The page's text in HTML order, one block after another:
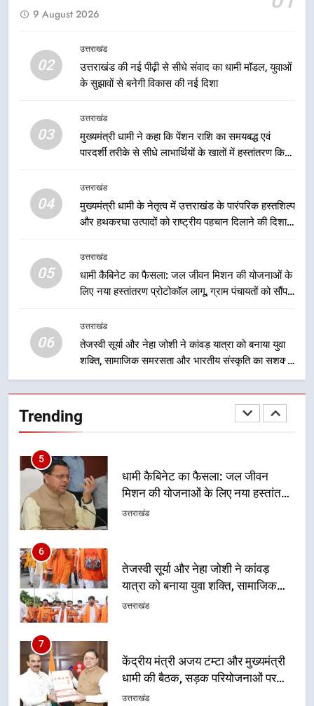
9 August 2026
02
उत्तराखंड
उत्तराखंड की नई पीढ़ी से सीधे संवाद का धामी मॉडल, युवाओं
के सुझावों से बनेगी विकास की नई दिशा
03
उत्तराखंड
मुख्यमंत्री धामी ने कहा कि पेंशन राशि का समयबद्ध एवं
पारदर्शी तरीके से सीधे लाभार्थियों के खातों में हस्तांतरण किया
लाभ मिल रहा है
04
उत्तराखंड
मुख्यमंत्री धामी के नेतृत्व में उत्तराखंड के पारंपरिक हस्तशिल्प
और हथकरघा उत्पादों को राष्ट्रीय पहचान दिलाने की दिशा में
05
उत्तराखंड
धामी कैबिनेट का फैसला: जल जीवन मिशन की योजनाओं के
लिए नया हस्तांतरण प्रोटोकॉल लागू, ग्राम पंचायतों को सौंपने
06
उत्तराखंड
तेजस्वी सूर्या और नेहा जोशी ने कांवड़ यात्रा को बनाया युवा
शक्ति, सामाजिक समरसता और भारतीय संस्कृति का सशक्त
संदेश
Trending
विकास की नई दिशा
उत्तराखंड
मुख्यमंत्री धामी ने कहा कि पेंशन राशि का
समयबद्ध एवं पारदर्शी तरीके से सीधे
योजनाओं का सीधे लाभ मिल रहा है
4
मुख्यमंत्री धामी के नेतृत्व में उत्तराखंड के
निरंतर प्रयास
मिशन की योजनाओं के लिए नया हस्तांतरण
प्रोटोकॉल लागू, ग्राम पंचायतों को सौंपने
6
तेजस्वी सूर्या और नेहा जोशी ने कांवड़
यात्रा को बनाया युवा शक्ति, सामाजिक
समरसता और भारतीय संस्कृति का सशक्त
उत्तराखंड
7
केंद्रीय मंत्री अजय टम्टा और मुख्यमंत्री
धामी की बैठक, सड़क परियोजनाओं पर
हुआ मंथन
उत्तराखंड
8
एमडीडीए बोर्ड बैठक में 25 विकास प्रस्तावों
को मिली मंजूरी, देहरादून-मसूरी के
नियोजित विकास को मिलेगी रफ्तार
उत्तराखंड